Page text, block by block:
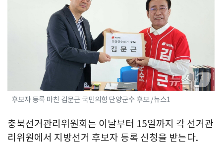
후보자 등록 마친 김문근 국민의힘 단양군수 후보./뉴스1
충북선거관리위원회는 이날부터 15일까지 각 선거관
리위원에서 지방선거 후보자 등록 신청을 받는다.